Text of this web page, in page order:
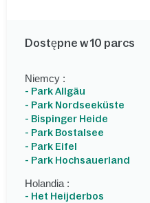
Dostępne w 10 parcs
Niemcy :
- Park Allgäu
- Park Nordseeküste
- Bispinger Heide
- Park Bostalsee
- Park Eifel
- Park Hochsauerland
Holandia :
- Het Heijderbos